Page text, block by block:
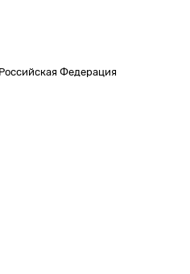
Российская Федерация